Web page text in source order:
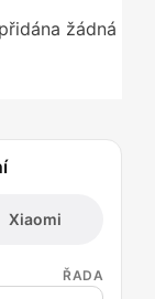
žádná
Xiaomi
ŘADA